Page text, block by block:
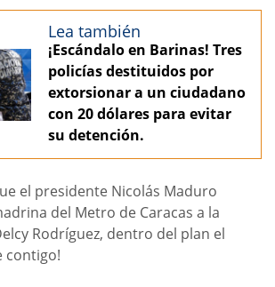
Lea también
¡Escándalo en Barinas! Tres
policías destituidos por
extorsionar a un ciudadano
con 20 dólares para evitar
su detención.
el presidente Nicolás Maduro
del Metro de Caracas a la
Rodríguez, dentro del plan el
contigo!